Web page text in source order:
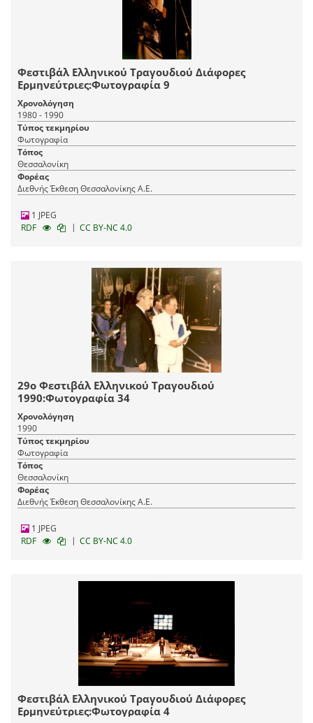
Φεστιβάλ Ελληνικού Τραγουδιού Διάφορες
Ερμηνεύτριες:Φωτογραφία 9
Χρονολόγηση
1980 - 1990
Τύπος τεκμηρίου
Φωτογραφία
Τόπος
Θεσσαλονίκη
Φορέας
Διεθνής Έκθεση Θεσσαλονίκης Α.Ε.
1 JPEG
RDF
| CC BY-NC 4.0
29ο Φεστιβάλ Ελληνικού Τραγουδιού
1990:Φωτογραφία 34
Χρονολόγηση
1990
Τύπος τεκμηρίου
Φωτογραφία
Τόπος
Θεσσαλονίκη
Φορέας
Διεθνής Έκθεση Θεσσαλονίκης Α.Ε.
1 JPEG
RDF
| CC BY-NC 4.0
Φεστιβάλ Ελληνικού Τραγουδιού Διάφορες
Ερμηνεύτριες:Φωτογραφία 4